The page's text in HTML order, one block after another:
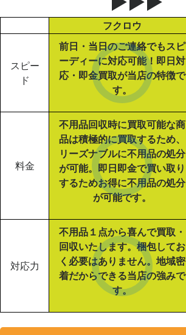
フクロウ
スピー
ド
前日・当日のご連絡でもスピ
ーディーに対応可能！即日対
応・即金買取が当店の特徴で
す。
料金
不用品回収時に買取可能な商
品は積極的に買取するため、
リーズナブルに不用品の処分
が可能。即日即金で買い取り
するためお得に不用品の処分
が可能です。
対応力
不用品１点から喜んで買取・
回収いたします。梱包してお
く必要はありません。地域密
着だからできる当店の強みで
す。